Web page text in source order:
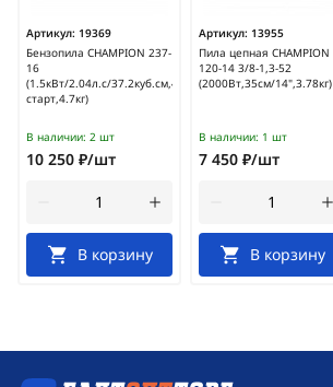
Артикул: 19369
Бензопила CHAMPION 237-
16
(1.5кВт/2.04л.с/37.2куб.см,40см/16",легкий
старт,4.7кг)
В наличии: 2 шт
10 250 ₽/шт
В корзину
Артикул: 13955
Пила цепная CHAMPION
120-14 3/8-1,3-52
(2000Вт,35см/14",3.78кг)
В наличии: 1 шт
7 450 ₽/шт
В корзину